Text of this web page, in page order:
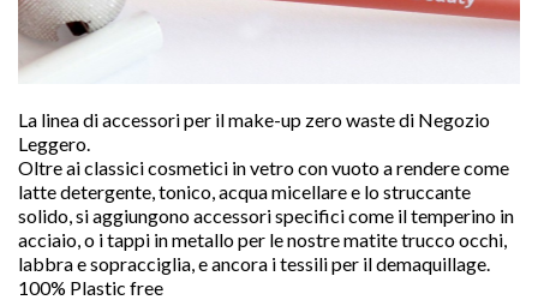
La linea di accessori per il make-up zero waste di Negozio
Leggero.
Oltre ai classici cosmetici in vetro con vuoto a rendere come
latte detergente, tonico, acqua micellare e lo struccante
solido, si aggiungono accessori specifici come il temperino in
acciaio, o i tappi in metallo per le nostre matite trucco occhi,
labbra e sopracciglia, e ancora i tessili per il demaquillage.
100% Plastic free